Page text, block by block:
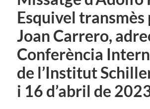
Esquivel transmès
Joan Carrero,
Conferència
de l’Institut
i 16 d’abril de